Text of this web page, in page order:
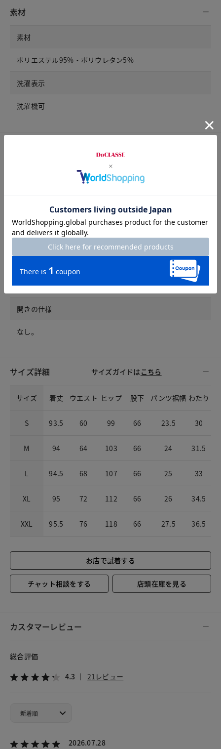
素材
素材
ポリエステル95%・ポリウレタン5%
洗濯表示
洗濯機可
なし。
ポケット
左右サイドポケット。
総ゴム。
開きの仕様
なし。
サイズ詳細 サイズガイドは こちら
サイズ 着丈 ウエスト ヒップ 股下 パンツ裾幅 わたり
S 93.5 60 99 66 23.5 30
M 94 64 103 66 24 31.5
L 94.5 68 107 66 25 33
XL 95 72 112 66 26 34.5
XXL 95.5 76 118 66 27.5 36.5
お店で試着する
チャット相談をする 店頭在庫を見る
カスタマーレビュー
総合評価
4.3 21レビュー
2026.07.28